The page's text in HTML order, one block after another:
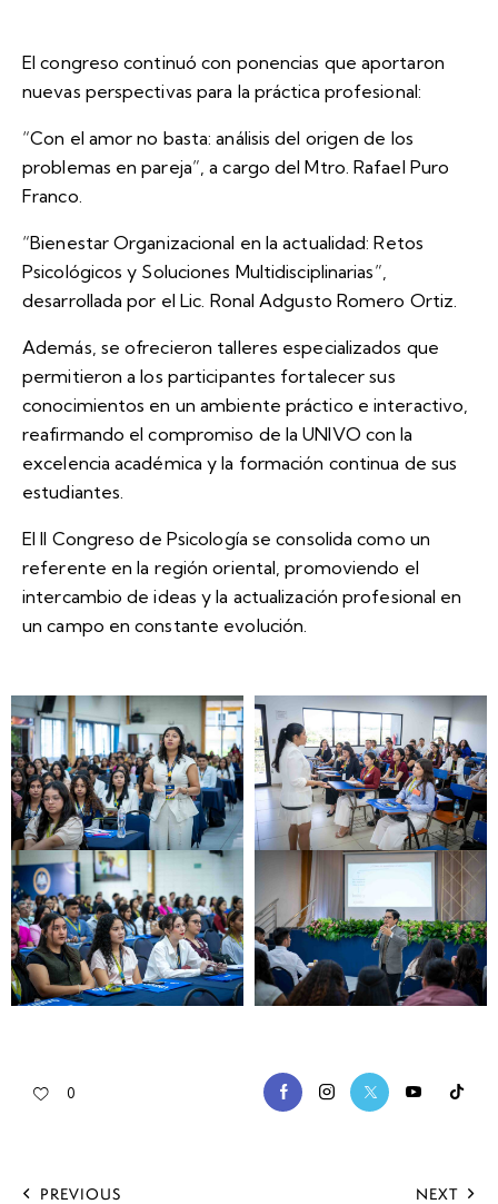
El congreso continuó con ponencias que aportaron
nuevas perspectivas para la práctica profesional:
“Con el amor no basta: análisis del origen de los
problemas en pareja”, a cargo del Mtro. Rafael Puro
Franco.
“Bienestar Organizacional en la actualidad: Retos
Psicológicos y Soluciones Multidisciplinarias”,
desarrollada por el Lic. Ronal Adgusto Romero Ortiz.
Además, se ofrecieron talleres especializados que
permitieron a los participantes fortalecer sus
conocimientos en un ambiente práctico e interactivo,
reafirmando el compromiso de la UNIVO con la
excelencia académica y la formación continua de sus
estudiantes.
El II Congreso de Psicología se consolida como un
referente en la región oriental, promoviendo el
intercambio de ideas y la actualización profesional en
un campo en constante evolución.
0
PREVIOUS NEXT